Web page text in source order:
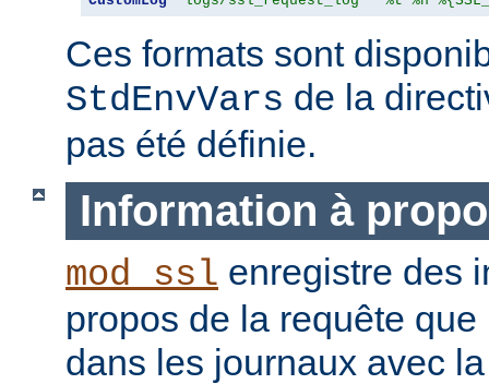
Ces formats sont
StdEnvVars de la
pas été définie.
Information à
mod_ssl enregistre des
propos de la requête
dans les journaux avec